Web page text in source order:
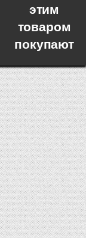
этим
товаром
покупают